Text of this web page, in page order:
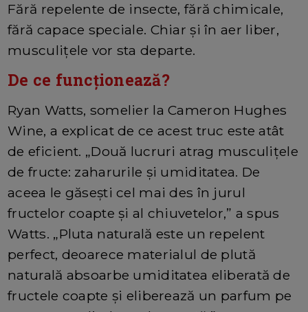
Fără repelente de insecte, fără chimicale,
fără capace speciale. Chiar și în aer liber,
musculițele vor sta departe.
De ce funcționează?
Ryan Watts, somelier la Cameron Hughes
Wine, a explicat de ce acest truc este atât
de eficient. „Două lucruri atrag musculițele
de fructe: zaharurile și umiditatea. De
aceea le găsești cel mai des în jurul
fructelor coapte și al chiuvetelor,” a spus
Watts. „Pluta naturală este un repelent
perfect, deoarece materialul de plută
naturală absoarbe umiditatea eliberată de
fructele coapte și eliberează un parfum pe